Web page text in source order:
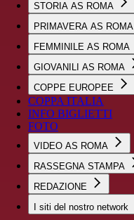
STORIA AS ROMA
PRIMAVERA AS ROMA
FEMMINILE AS ROMA
GIOVANILI AS ROMA
COPPE EUROPEE
COPPA ITALIA
INFO BIGLIETTI
FOTO
VIDEO AS ROMA
RASSEGNA STAMPA
REDAZIONE
I siti del nostro network